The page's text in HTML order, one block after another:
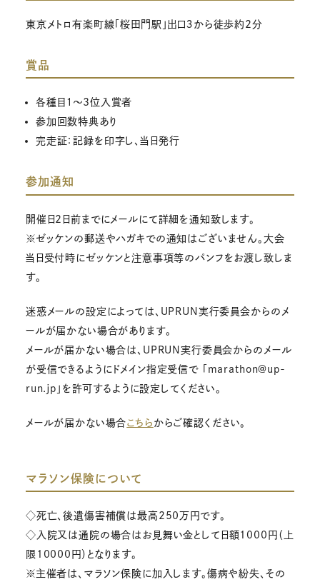
東京メトロ有楽町線「桜田門駅」出口３から徒歩約2分
賞品
各種目１～3位入賞者
参加回数特典あり
完走証：記録を印字し、当日発行
参加通知
開催日2日前までにメールにて詳細を通知致します。
※ゼッケンの郵送やハガキでの通知はございません。大会
当日受付時にゼッケンと注意事項等のパンフをお渡し致しま
す。
迷惑メールの設定によっては、UPRUN実行委員会からのメ
ールが届かない場合があります。
メールが届かない場合は、UPRUN実行委員会からのメール
が受信できるようにドメイン指定受信で 「marathon@up-
run.jp」を許可するように設定してください。
メールが届かない場合こちら からご確認ください。
マラソン保険について
◇死亡、後遺傷害補償は最高250万円です。
◇入院又は通院の場合はお見舞い金として日額1000円（上
限10000円）となります。
※主催者は、マラソン保険に加入します。傷病や紛失、その